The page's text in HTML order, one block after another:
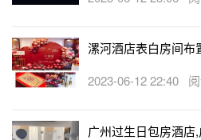
漯河酒店表白房间布
2023-06-12 22:40
广州过生日包房酒店